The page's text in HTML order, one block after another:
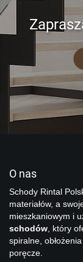
O nas
Schody Rintal
materiałów, a
mieszkaniowym i
schodów , który
spiralne,
poręcze.